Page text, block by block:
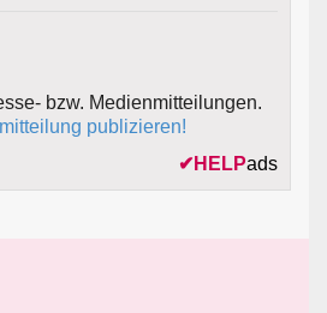
bzw. Medienmitteilungen.
publizieren!
✔ HELPads